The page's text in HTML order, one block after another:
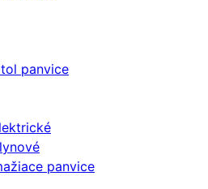
panvice
panvice